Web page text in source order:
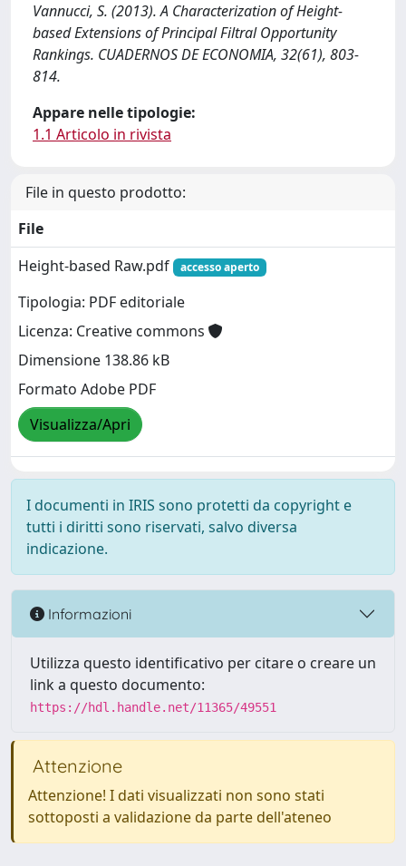
Vannucci, S. (2013). A Characterization of Height-
based Extensions of Principal Filtral Opportunity
Rankings. CUADERNOS DE ECONOMIA, 32(61), 803-
814.
Appare nelle tipologie:
1.1 Articolo in rivista
File in questo prodotto:
File
Height-based Raw.pdf
accesso aperto
Tipologia: PDF editoriale
Licenza: Creative commons
Dimensione 138.86 kB
Formato Adobe PDF
Visualizza/Apri
I documenti in IRIS sono protetti da copyright e
tutti i diritti sono riservati, salvo diversa
indicazione.
Informazioni
Utilizza questo identificativo per citare o creare un
link a questo documento:
https://hdl.handle.net/11365/49551
Attenzione
Attenzione! I dati visualizzati non sono stati
sottoposti a validazione da parte dell'ateneo